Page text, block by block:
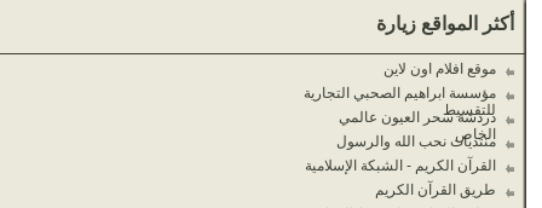
أكثر المواقع زيارة
موقع افلام اون لاين
مؤسسة ابراهيم الصحبي التجارية
للتقسيط
دردشة سحر العيون عالمي
الخاص
منتديات نحب الله والرسول
القرآن الكريم - الشبكة الإسلامية
طريق القرآن الكريم